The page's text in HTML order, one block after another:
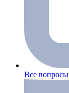
Все вопросы